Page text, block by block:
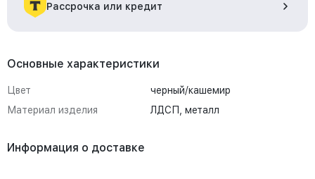
Рассрочка или кредит
Основные характеристики
Цвет
черный/кашемир
Материал изделия
ЛДСП, металл
Информация о доставке